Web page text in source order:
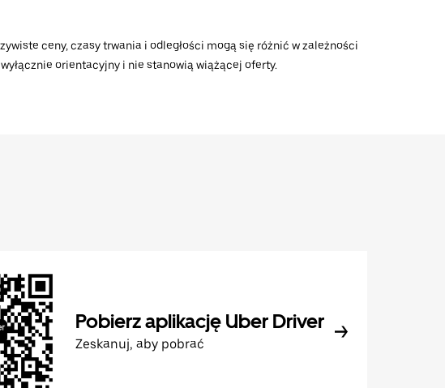
ceny, czasy trwania i odległości mogą się różnić w zależności
orientacyjny i nie stanowią wiążącej oferty.
Pobierz aplikację Uber Driver
Zeskanuj, aby pobrać